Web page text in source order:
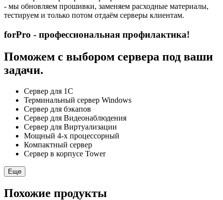
- мы обновляем прошивки, заменяем расходные материалы,
тестируем и только потом отдаём серверы клиентам.
forPro - профессиональная профилактика!
Поможем с выбором сервера под ваши
задачи.
Сервер для 1С
Терминальный сервер Windows
Сервер для бэкапов
Сервер для Видеонаблюдения
Сервер для Виртуализации
Мощный 4-х процессорный
Компактный сервер
Сервер в корпусе Tower
Еще
Похожие продукты